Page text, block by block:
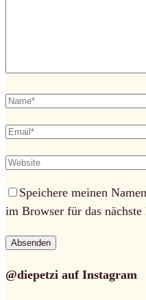
Speichere meinen
im Browser für das nächste
@diepetzi auf Instagram